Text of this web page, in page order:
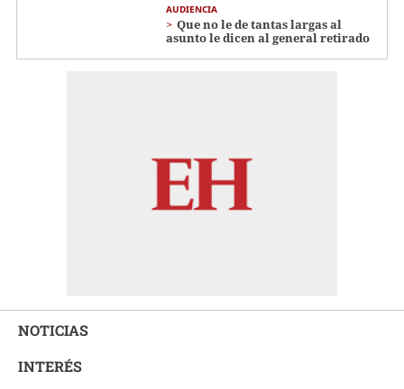
AUDIENCIA
Que no le de tantas largas al
asunto le dicen al general retirado
NOTICIAS
INTERÉS